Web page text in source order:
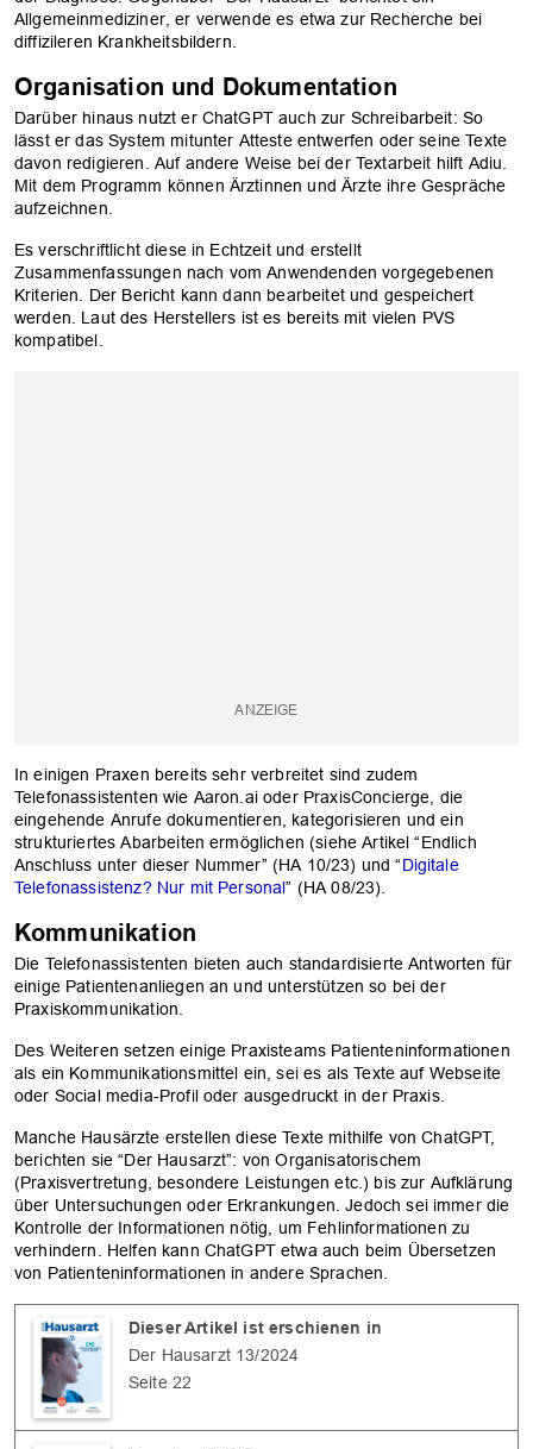
OK
Allgemeinmediziner, er verwende es etwa zur Recherche bei
diffizileren Krankheitsbildern.
Organisation und Dokumentation
Darüber hinaus nutzt er ChatGPT auch zur Schreibarbeit: So
lässt er das System mitunter Atteste entwerfen oder seine Texte
davon redigieren. Auf andere Weise bei der Textarbeit hilft Adiu.
Mit dem Programm können Ärztinnen und Ärzte ihre Gespräche
aufzeichnen.
Es verschriftlicht diese in Echtzeit und erstellt
Zusammenfassungen nach vom Anwendenden vorgegebenen
Kriterien. Der Bericht kann dann bearbeitet und gespeichert
werden. Laut des Herstellers ist es bereits mit vielen PVS
kompatibel.
In einigen Praxen bereits sehr verbreitet sind zudem
Telefonassistenten wie Aaron.ai oder PraxisConcierge, die
eingehende Anrufe dokumentieren, kategorisieren und ein
strukturiertes Abarbeiten ermöglichen (siehe Artikel “Endlich
Anschluss unter dieser Nummer” (HA 10/23) und “Digitale
Telefonassistenz? Nur mit Personal” (HA 08/23).
Kommunikation
Die Telefonassistenten bieten auch standardisierte Antworten für
einige Patientenanliegen an und unterstützen so bei der
Praxiskommunikation.
Des Weiteren setzen einige Praxisteams Patienteninformationen
als ein Kommunikationsmittel ein, sei es als Texte auf Webseite
oder Social media-Profil oder ausgedruckt in der Praxis.
Manche Hausärzte erstellen diese Texte mithilfe von ChatGPT,
berichten sie “Der Hausarzt”: von Organisatorischem
(Praxisvertretung, besondere Leistungen etc.) bis zur Aufklärung
über Untersuchungen oder Erkrankungen. Jedoch sei immer die
Kontrolle der Informationen nötig, um Fehlinformationen zu
verhindern. Helfen kann ChatGPT etwa auch beim Übersetzen
von Patienteninformationen in andere Sprachen.
Dieser Artikel ist erschienen in
Der Hausarzt 13/2024
Seite 22